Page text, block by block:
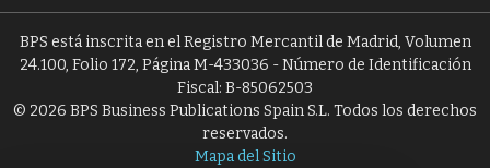
BPS está inscrita en el Registro Mercantil de Madrid, Volumen
24.100, Folio 172, Página M-433036 - Número de Identificación
Fiscal: B-85062503
© 2026 BPS Business Publications Spain S.L. Todos los derechos
reservados.
Mapa del Sitio